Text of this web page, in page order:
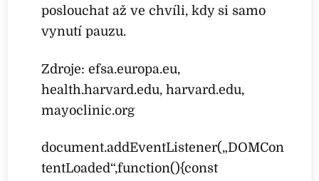
poslouchat až ve chvíli, kdy si samo
vynutí pauzu.
Zdroje: efsa.europa.eu,
health.harvard.edu, harvard.edu,
mayoclinic.org
document.addEventListener(„DOMCon
tentLoaded“,function(){const